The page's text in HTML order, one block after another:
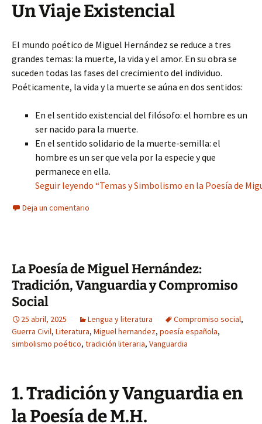
Un Viaje Existencial
El mundo poético de Miguel Hernández se reduce a tres
grandes temas: la muerte, la vida y el amor. En su obra se
suceden todas las fases del crecimiento del individuo.
Poéticamente, la vida y la muerte se aúna en dos sentidos:
En el sentido existencial del filósofo: el hombre es un
ser nacido para la muerte.
En el sentido solidario de la muerte-semilla: el
hombre es un ser que vela por la especie y que
permanece en ella.
Seguir leyendo “Temas y Simbolismo en la Poesía de
Deja un comentario
La Poesía de Miguel Hernández:
Tradición, Vanguardia y Compromiso
Social
25 abril, 2025 Lengua y literatura Compromiso social,
Guerra Civil, Literatura, Miguel hernandez, poesía española,
simbolismo poético, tradición literaria, Vanguardia
1. Tradición y Vanguardia en
la Poesía de M.H.